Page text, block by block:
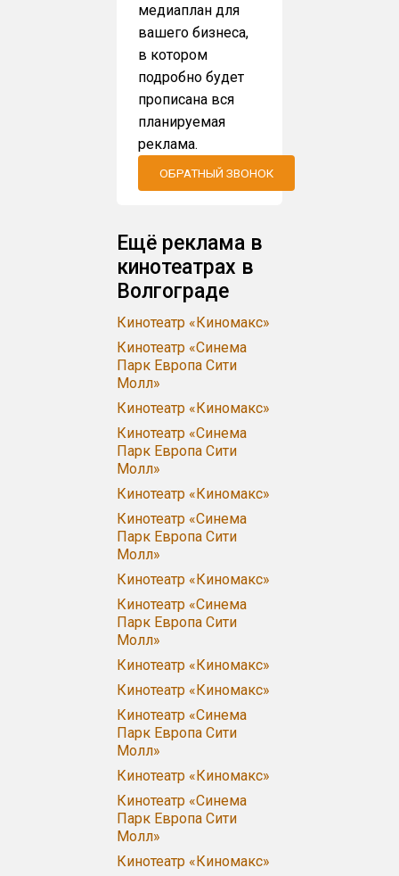
медиаплан для
вашего бизнеса,
в котором
подробно будет
прописана вся
планируемая
реклама.
ОБРАТНЫЙ ЗВОНОК
Ещё реклама в
кинотеатрах в
Волгограде
Кинотеатр «Киномакс»
Кинотеатр «Синема
Парк Европа Сити
Молл»
Кинотеатр «Киномакс»
Кинотеатр «Синема
Парк Европа Сити
Молл»
Кинотеатр «Киномакс»
Кинотеатр «Синема
Парк Европа Сити
Молл»
Кинотеатр «Киномакс»
Кинотеатр «Синема
Парк Европа Сити
Молл»
Кинотеатр «Киномакс»
Кинотеатр «Киномакс»
Кинотеатр «Синема
Парк Европа Сити
Молл»
Кинотеатр «Киномакс»
Кинотеатр «Синема
Парк Европа Сити
Молл»
Кинотеатр «Киномакс»